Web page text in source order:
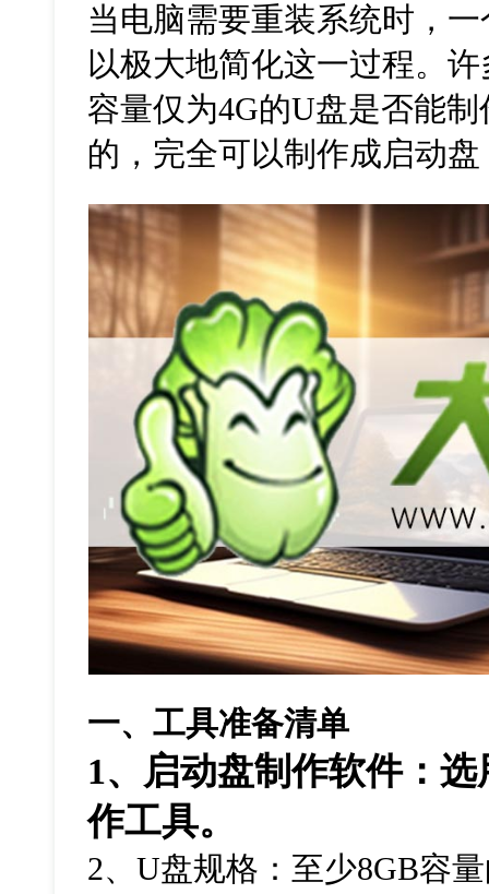
当电脑需要重装系统时，
以极大地简化这一过程。
容量仅为4G的U盘是否能
的，完全可以制作成启动
一、工具准备清单
1、启动盘制作软件：选
作工具。
2、U盘规格：至少8GB容